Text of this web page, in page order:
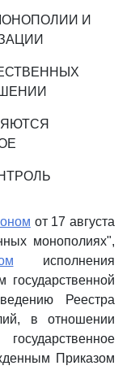
И
от 17 августа
монополиях",
исполнения
Реестра
в отношении
Приказом